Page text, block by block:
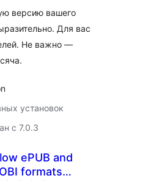
версию вашего
Для вас
Не важно —
установок
с 7.0.3
ePUB and
formats